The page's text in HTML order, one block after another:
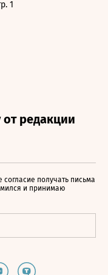
1
получать письма
и принимаю